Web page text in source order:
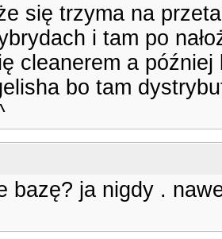
się trzyma na
i tam po
cleanerem a
bo tam
bazę? ja nigdy .